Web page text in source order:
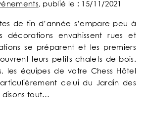
, publié le : 15/11/2021
de fin d’année s’empare peu à
décorations envahissent rues et
se préparent et les premiers
leurs petits chalets de bois.
les équipes de votre Chess Hôtel
celui du Jardin des
disons tout…